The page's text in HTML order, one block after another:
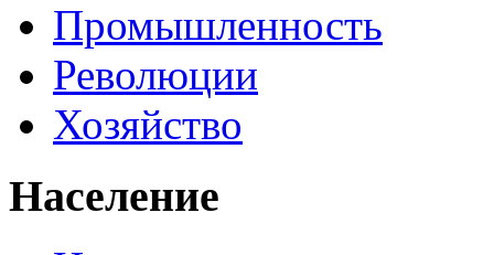
Промышленность
Революции
Хозяйство
Население